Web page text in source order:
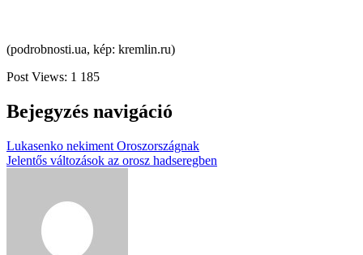
(podrobnosti.ua, kép: kremlin.ru)
Post Views: 1 185
Bejegyzés navigáció
Lukasenko nekiment Oroszországnak
Jelentős változások az orosz hadseregben